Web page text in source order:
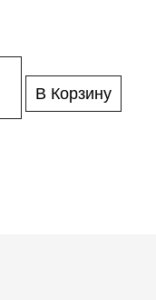
В Корзину